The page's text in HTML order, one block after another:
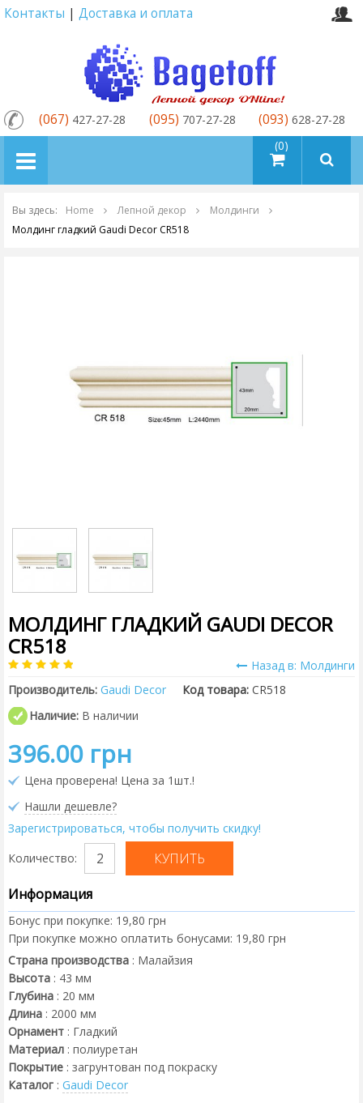
Контакты | Доставка и оплата
товаров (0)
(067) 427-27-28 (095) 707-27-28 (093) 628-27-28
Вы здесь: Home Лепной декор
Молдинги
Молдинг гладкий Gaudi Decor CR518
МОЛДИНГ ГЛАДКИЙ GAUDI DECOR
CR518
Назад в: Молдинги
Производитель: Gaudi Decor Код товара: CR518
Наличие: В наличии
396.00 грн
Цена проверена! Цена за 1шт.!
Нашли дешевле?
Зарегистрироваться, чтобы получить скидку!
Количество:
Информация
Бонус при покупке: 19,80 грн
При покупке можно оплатить бонусами: 19,80 грн
Страна производства : Малайзия
Высота : 43 мм
Глубина : 20 мм
Длина : 2000 мм
Орнамент : Гладкий
Материал : полиуретан
Покрытие : загрунтован под покраску
Каталог : Gaudi Decor